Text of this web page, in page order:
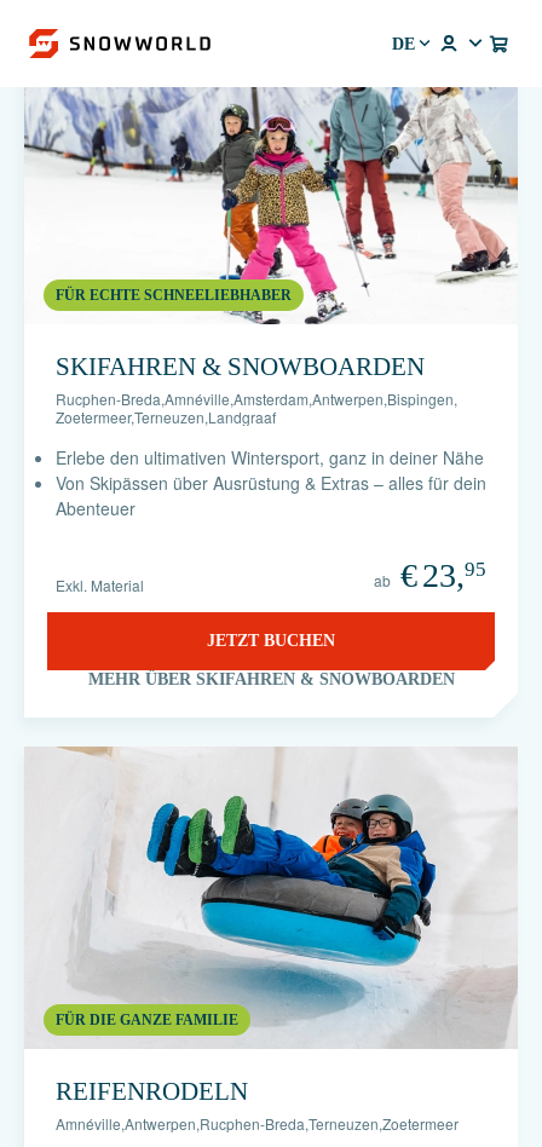
DE
FÜR ECHTE SCHNEELIEBHABER
SKIFAHREN & SNOWBOARDEN
Rucphen-Breda,Amnéville,Amsterdam,Antwerpen,Bispingen,
Zoetermeer,Terneuzen,Landgraaf
Erlebe den ultimativen Wintersport, ganz in deiner Nähe
Von Skipässen über Ausrüstung & Extras – alles für dein
Abenteuer
Exkl. Material ab €23,95
JETZT BUCHEN
MEHR ÜBER SKIFAHREN & SNOWBOARDEN
FÜR DIE GANZE FAMILIE
REIFENRODELN
Amnéville,Antwerpen,Rucphen-Breda,Terneuzen,Zoetermeer